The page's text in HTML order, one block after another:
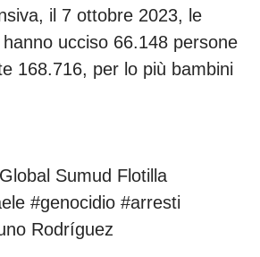
il 7 ottobre 2023, le
ucciso 66.148 persone
168.716, per lo più bambini
Sumud Flotilla
#genocidio #arresti
Rodríguez